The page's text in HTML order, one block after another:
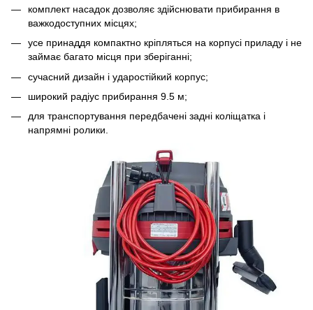
комплект насадок дозволяє здійснювати прибирання в
важкодоступних місцях;
усе принаддя компактно кріпляться на корпусі приладу і не
займає багато місця при зберіганні;
сучасний дизайн і ударостійкий корпус;
широкий радіус прибирання 9.5 м;
для транспортування передбачені задні коліщатка і
напрямні ролики.